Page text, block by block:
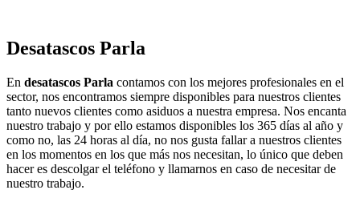
Desatascos Parla
En desatascos Parla contamos con los mejores profesionales en el
sector, nos encontramos siempre disponibles para nuestros clientes
tanto nuevos clientes como asiduos a nuestra empresa. Nos encanta
nuestro trabajo y por ello estamos disponibles los 365 días al año y
como no, las 24 horas al día, no nos gusta fallar a nuestros clientes
en los momentos en los que más nos necesitan, lo único que deben
hacer es descolgar el teléfono y llamarnos en caso de necesitar de
nuestro trabajo.